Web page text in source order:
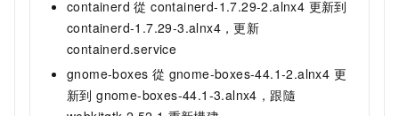
containerd 從 containerd-1.7.29-2.alnx4 更新到
containerd-1.7.29-3.alnx4，更新
containerd.service
gnome-boxes 從 gnome-boxes-44.1-2.alnx4 更
新到 gnome-boxes-44.1-3.alnx4，跟隨